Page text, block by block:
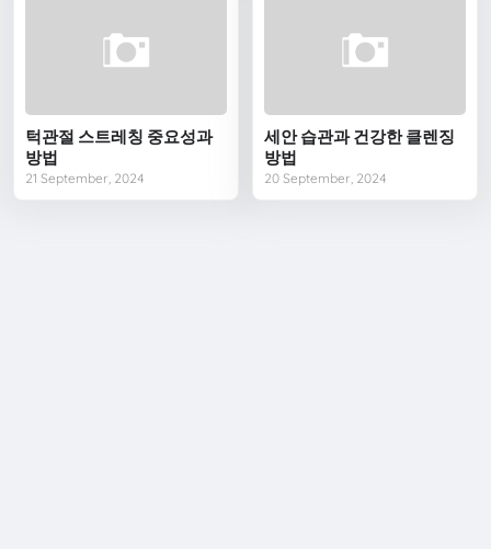
턱관절 스트레칭 중요성과
방법
21 September, 2024
세안 습관과 건강한 클렌징
방법
20 September, 2024